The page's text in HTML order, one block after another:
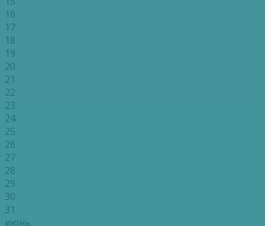
16
17
18
19
20
21
22
23
24
25
26
27
28
29
30
31
июнь